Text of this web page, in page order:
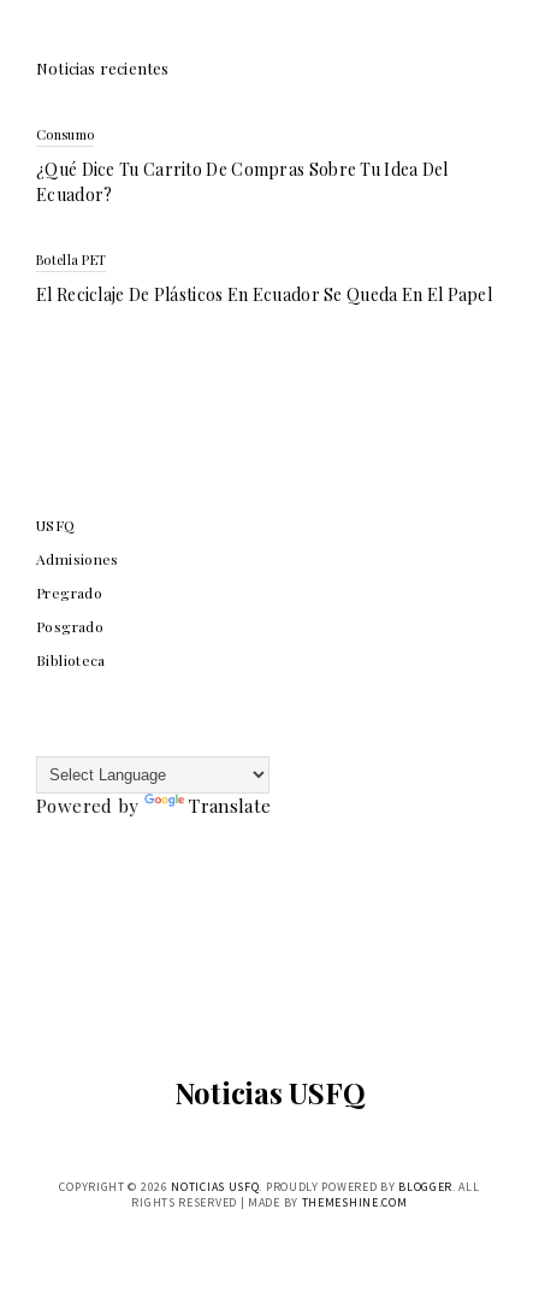
Noticias recientes
Consumo
¿Qué Dice Tu Carrito De Compras Sobre Tu Idea Del
Ecuador?
Botella PET
El Reciclaje De Plásticos En Ecuador Se Queda En El Papel
USFQ
Admisiones
Pregrado
Posgrado
Biblioteca
Powered by Translate
Noticias USFQ
COPYRIGHT © 2026 NOTICIAS USFQ. PROUDLY POWERED BY BLOGGER. ALL
RIGHTS RESERVED | MADE BY THEMESHINE.COM